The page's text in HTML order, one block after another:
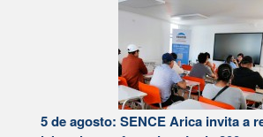
5 de agosto: SENCE Arica invita a